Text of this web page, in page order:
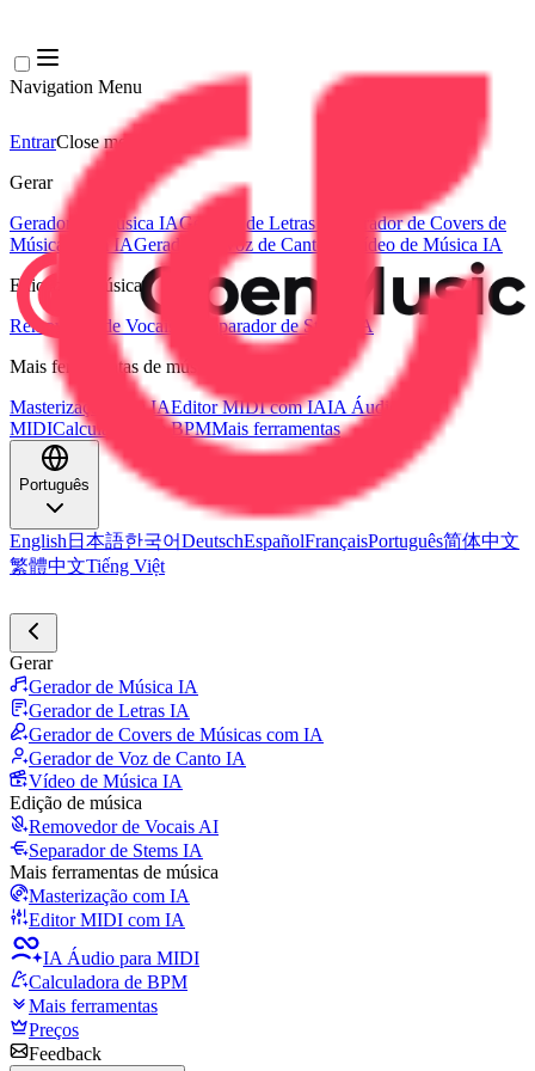
Navigation Menu
EntrarClose menu
Gerar
Gerador de Música IAGerador de Letras IA
Gerador de Covers de
Músicas com IAGerador de Voz de Canto IA
Vídeo de Música IA
Edição de música
Removedor de Vocais AI
Separador de Stems IA
Mais ferramentas de música
Masterização com IAEditor MIDI com IAIA Áudio para
MIDICalculadora de BPMMais ferramentas
Português
English 日本語한국어DeutschEspañolFrançaisPortuguês简体中文
繁體中文Tiếng Việt
Gerar
Gerador de Música IA
Gerador de Letras IA
Gerador de Covers de Músicas com IA
Gerador de Voz de Canto IA
Vídeo de Música IA
Edição de música
Removedor de Vocais AI
Separador de Stems IA
Mais ferramentas de música
Masterização com IA
Editor MIDI com IA
IA Áudio para MIDI
Calculadora de BPM
Mais ferramentas
Preços
Feedback